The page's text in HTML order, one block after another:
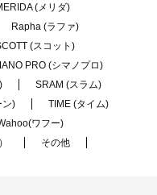
(メリダ)
Rapha (ラファ)
(スコット)
PRO (シマノプロ)
SRAM (スラム)
ン)
TIME (タイム)
ワフー)
その他